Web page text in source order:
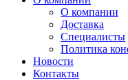
О компании
Доставка
Специалисты
Политика
Новости
Контакты